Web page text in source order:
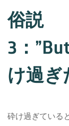
俗説
3：
け過ぎ
砕け過ぎている